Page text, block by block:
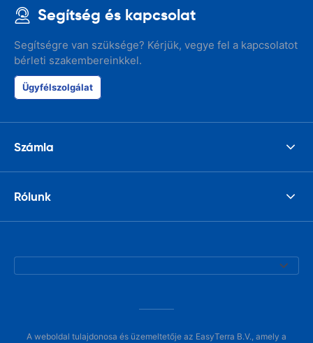
Segítség és kapcsolat
Segítségre van szüksége? Kérjük, vegye fel a kapcsolatot
bérleti szakembereinkkel.
Ügyfélszolgálat
Számla
Rólunk
A weboldal tulajdonosa és üzemeltetője az EasyTerra B.V., amely a